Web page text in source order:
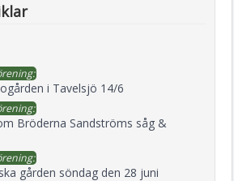
i Tavelsjö 14/6
Bröderna Sandströms såg &
gården söndag den 28 juni